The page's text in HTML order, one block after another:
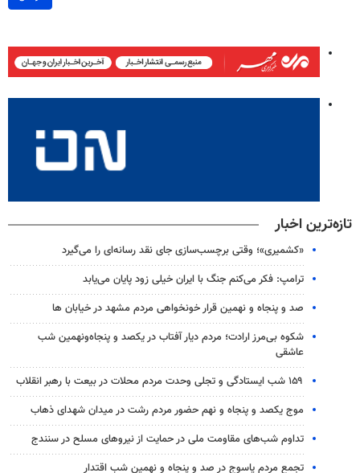
تازه‌ترین اخبار
«کشمیری»؛ وقتی برچسب‌سازی جای نقد رسانه‌ای را می‌گیرد
ترامپ: فکر می‌کنم جنگ با ایران خیلی زود پایان می‌یابد
صد و پنجاه و نهمین قرار خونخواهی مردم مشهد در خیابان ها
شکوه بی‌مرز ارادت؛ مردم دیار آفتاب در یکصد و پنجاه‌ونهمین شب
عاشقی
۱۵۹ شب ایستادگی و تجلی وحدت مردم محلات در بیعت با رهبر انقلاب
موج یکصد و پنجاه و نهم حضور مردم رشت در میدان شهدای ذهاب
تداوم شب‌های مقاومت ملی در حمایت از نیروهای مسلح در سنندج
تجمع مردم یاسوج در صد و پنجاه و نهمین شب اقتدار